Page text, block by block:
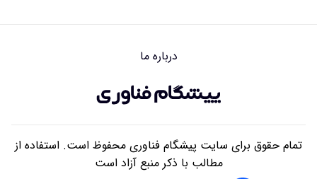
درباره ما
تمام حقوق برای سایت پیشگام فناوری محفوظ است. استفاده از
مطالب با ذکر منبع آزاد است